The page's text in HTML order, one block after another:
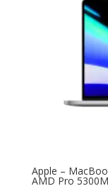
Apple –
AMD Pro